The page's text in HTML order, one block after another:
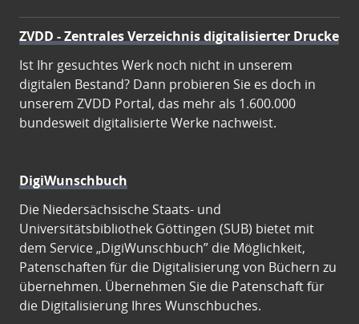
ZVDD - Zentrales Verzeichnis digitalisierter Drucke
Ist Ihr gesuchtes Werk noch nicht in unserem
digitalen Bestand? Dann probieren Sie es doch in
unserem ZVDD Portal, das mehr als 1.600.000
bundesweit digitalisierte Werke nachweist.
DigiWunschbuch
Die Niedersächsische Staats- und
Universitätsbibliothek Göttingen (SUB) bietet mit
dem Service „DigiWunschbuch” die Möglichkeit,
Patenschaften für die Digitalisierung von Büchern zu
übernehmen. Übernehmen Sie die Patenschaft für
die Digitalisierung Ihres Wunschbuches.